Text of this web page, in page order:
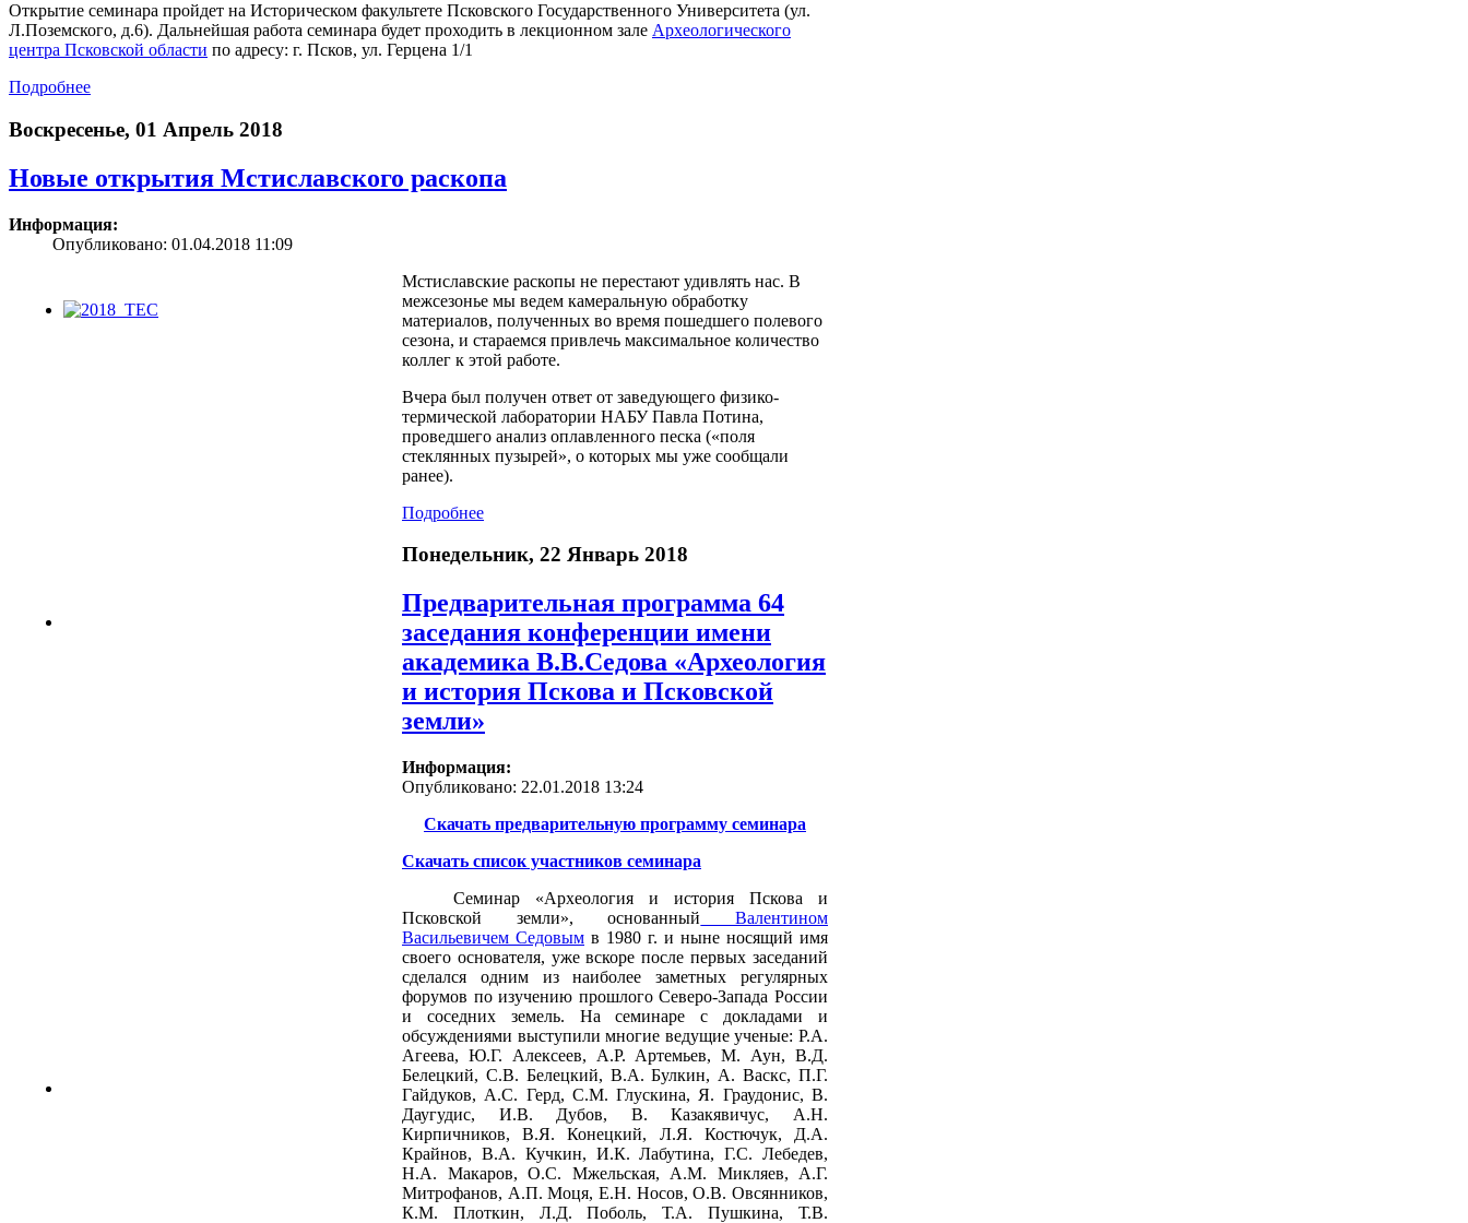
Открытие семинара пройдет на Историческом факультете Псковского Государственного Университета (ул.
Л.Поземского, д.6). Дальнейшая работа семинара будет проходить в лекционном зале Археологического
центра Псковской области по адресу: г. Псков, ул. Герцена 1/1
Подробнее
Воскресенье, 01 Апрель 2018
Новые открытия Мстиславского раскопа
Информация:
Опубликовано: 01.04.2018 11:09
Мстиславские раскопы не перестают удивлять нас. В
межсезонье мы ведем камеральную обработку
материалов, полученных во время пошедшего полевого
сезона, и стараемся привлечь максимальное количество
коллег к этой работе.
Вчера был получен ответ от заведующего физико-
термической лаборатории НАБУ Павла Потина,
проведшего анализ оплавленного песка («поля
стеклянных пузырей», о которых мы уже сообщали
ранее).
Подробнее
Понедельник, 22 Январь 2018
Предварительная программа 64
заседания конференции имени
академика В.В.Седова «Археология
и история Пскова и Псковской
земли»
Информация:
Опубликовано: 22.01.2018 13:24
Скачать предварительную программу семинара
Скачать список участников семинара
Семинар «Археология и история Пскова и
Псковской земли», основанный Валентином
Васильевичем Седовым в 1980 г. и ныне носящий имя
своего основателя, уже вскоре после первых заседаний
сделался одним из наиболее заметных регулярных
форумов по изучению прошлого Северо-Запада России
и соседних земель. На семинаре с докладами и
обсуждениями выступили многие ведущие ученые: Р.А.
Агеева, Ю.Г. Алексеев, А.Р. Артемьев, М. Аун, В.Д.
Белецкий, С.В. Белецкий, В.А. Булкин, А. Васкс, П.Г.
Гайдуков, А.С. Герд, С.М. Глускина, Я. Граудонис, В.
Даугудис, И.В. Дубов, В. Казакявичус, А.Н.
Кирпичников, В.Я. Конецкий, Л.Я. Костючук, Д.А.
Крайнов, В.А. Кучкин, И.К. Лабутина, Г.С. Лебедев,
Н.А. Макаров, О.С. Мжельская, А.М. Микляев, А.Г.
Митрофанов, А.П. Моця, Е.Н. Носов, О.В. Овсянников,
К.М. Плоткин, Л.Д. Поболь, Т.А. Пушкина, Т.В.